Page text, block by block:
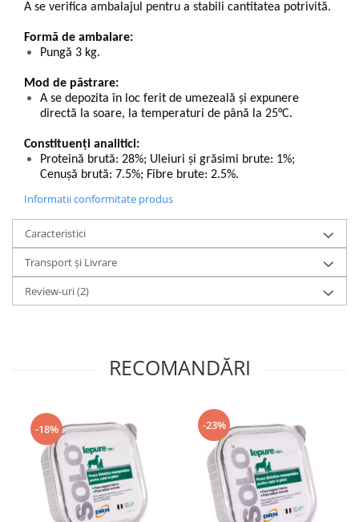
A se verifica ambalajul pentru a stabili cantitatea potrivită.
Formă de ambalare:
Pungă 3 kg.
Mod de păstrare:
A se depozita în loc ferit de umezeală și expunere
directă la soare, la temperaturi de până la 25°C.
Constituenți analitici:
Proteină brută: 28%; Uleiuri şi grăsimi brute: 1%;
Cenuşă brută: 7.5%; Fibre brute: 2.5%.
Informatii conformitate produs
Caracteristici
Transport și Livrare
Review-uri(2)
RECOMANDĂRI
-18% -23%